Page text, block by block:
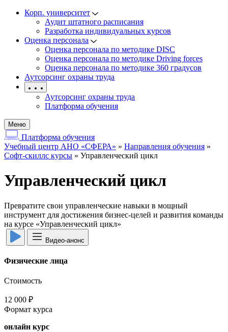
Корп. университет
Аудит штатного расписания
Разработка индивидуальных курсов
Оценка персонала
Оценка персонала по методике DISC
Оценка персонала по методике Driving forces
Оценка персонала по методике 360 градусов
Аутсорсинг охраны труда
Аутсорсинг охраны труда
Платформа обучения
Меню
Платформа обучения
Учебный центр АНО «СФЕРА» » Направления обучения »
Софт-скиллс курсы » Управленческий цикл
Управленческий цикл
Превратите свои управленческие навыки в мощный
инструмент для достижения бизнес-целей и развития команды
на курсе «Управленческий цикл»
Видео-анонс
Физические лица
Стоимость
12 000 ₽
Формат курса
онлайн курс